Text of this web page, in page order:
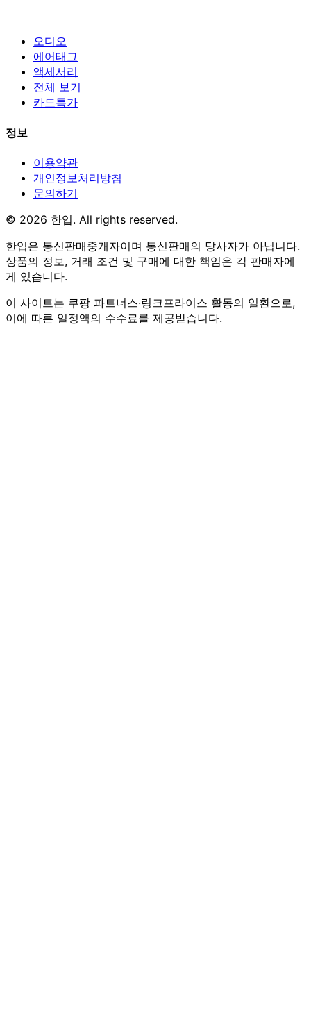
오디오
에어태그
액세서리
전체 보기
카드특가
정보
이용약관
개인정보처리방침
문의하기
© 2026 한입. All rights reserved.
한입은 통신판매중개자이며 통신판매의 당사자가 아닙니다.
상품의 정보, 거래 조건 및 구매에 대한 책임은 각 판매자에
게 있습니다.
이 사이트는 쿠팡 파트너스·링크프라이스 활동의 일환으로,
이에 따른 일정액의 수수료를 제공받습니다.